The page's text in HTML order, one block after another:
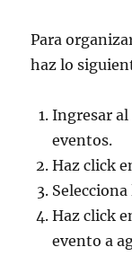
Para
haz lo
Ingresar
eventos.
Haz click
Haz click
evento a